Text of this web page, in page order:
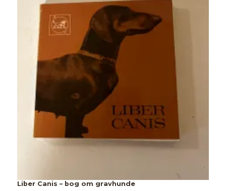
Liber Canis – bog om gravhunde